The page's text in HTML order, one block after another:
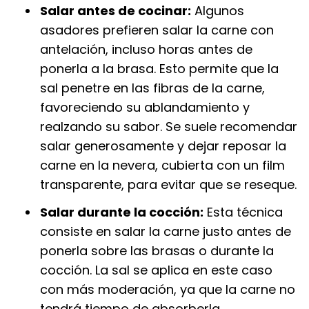
Salar antes de cocinar: Algunos
asadores prefieren salar la carne con
antelación, incluso horas antes de
ponerla a la brasa. Esto permite que la
sal penetre en las fibras de la carne,
favoreciendo su ablandamiento y
realzando su sabor. Se suele recomendar
salar generosamente y dejar reposar la
carne en la nevera, cubierta con un film
transparente, para evitar que se reseque.
Salar durante la cocción: Esta técnica
consiste en salar la carne justo antes de
ponerla sobre las brasas o durante la
cocción. La sal se aplica en este caso
con más moderación, ya que la carne no